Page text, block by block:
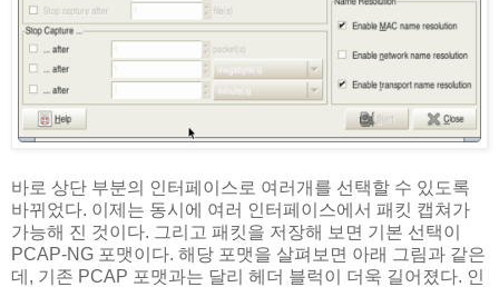
바로 상단 부분의 인터페이스로 여러개를 선택할 수 있도록
바뀌었다. 이제는 동시에 여러 인터페이스에서 패킷 캡쳐가
가능해 진 것이다. 그리고 패킷을 저장해 보면 기본 선택이
PCAP-NG 포맷이다. 해당 포맷을 살펴보면 아래 그림과 같은
데, 기존 PCAP 포맷과는 달리 헤더 블럭이 더욱 길어졌다. 인